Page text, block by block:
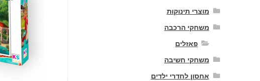
מוצרי תינוקות
משחקי הרכבה
פאזלים
משחקי חשיבה
אחסון לחדרי ילדים